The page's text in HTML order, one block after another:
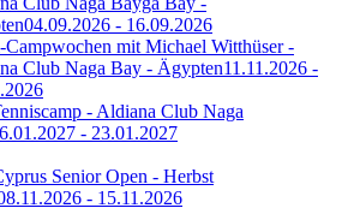
04.09.2026 - 16.09.2026
Campwochen mit Michael Witthüser -
Club Naga Bay - Ägypten11.11.2026 -
- Aldiana Club Naga
- 23.01.2027
Senior Open - Herbst
- 15.11.2026